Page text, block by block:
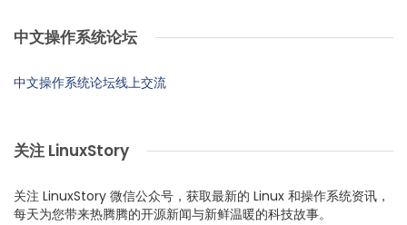
中文操作系统论坛
中文操作系统论坛线上交流
关注 LinuxStory
关注 LinuxStory 微信公众号，获取最新的 Linux 和操作系统资讯，
每天为您带来热腾腾的开源新闻与新鲜温暖的科技故事。